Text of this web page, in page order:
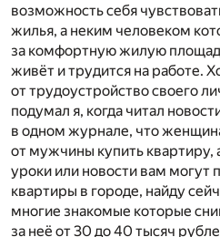
возможность себя
жилья, а неким человеком
за комфортную жилую
живёт и трудится на работе.
от трудоустройство своего
подумал я, когда читал
в одном журнале, что
от мужчины купить квартиру,
уроки или новости вам могут
квартиры в городе, найду
многие знакомые которые
за неё от 30 до 40 тысяч